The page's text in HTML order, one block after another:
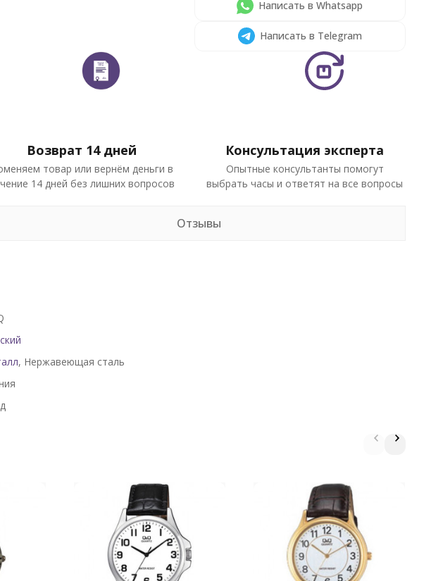
Написать в Whatsapp
Написать в Telegram
Возврат 14 дней
товар или вернём деньги в
14 дней без лишних вопросов
Консультация эксперта
Опытные консультанты помогут
выбрать часы и ответят на все вопросы
Отзывы
, Нержавеющая сталь